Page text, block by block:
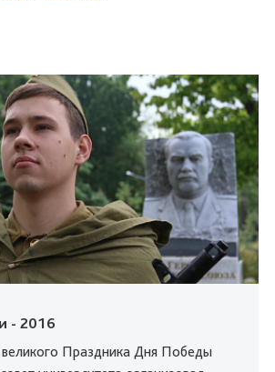
- 2016
Праздника Дня Победы